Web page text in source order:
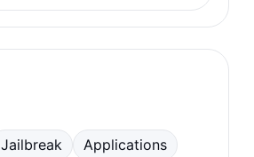
Jailbreak Applications